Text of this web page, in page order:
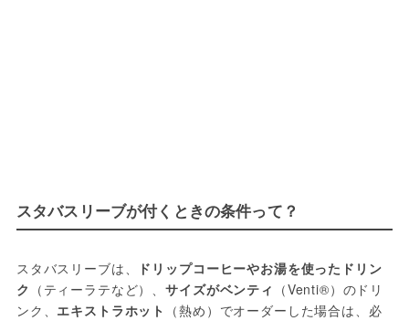
スタバスリーブが付くときの条件って？
スタバスリーブは、
ドリップコーヒーやお湯を使ったドリン
ク （ティーラテなど）、サイズがベンティ （Venti®）のドリ
ンク、 エキストラホット
（熱め）でオーダーした場合は、必